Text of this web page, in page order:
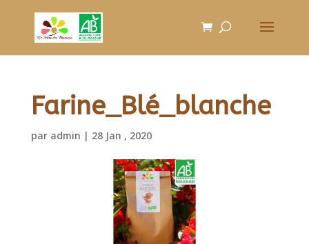
Farine_Blé_blanche
par admin | 28 Jan , 2020